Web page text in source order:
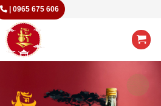
| 0965 675 606